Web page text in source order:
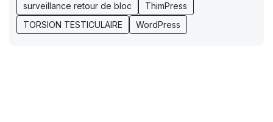
surveillance retour de bloc
ThimPress
TORSION TESTICULAIRE
WordPress